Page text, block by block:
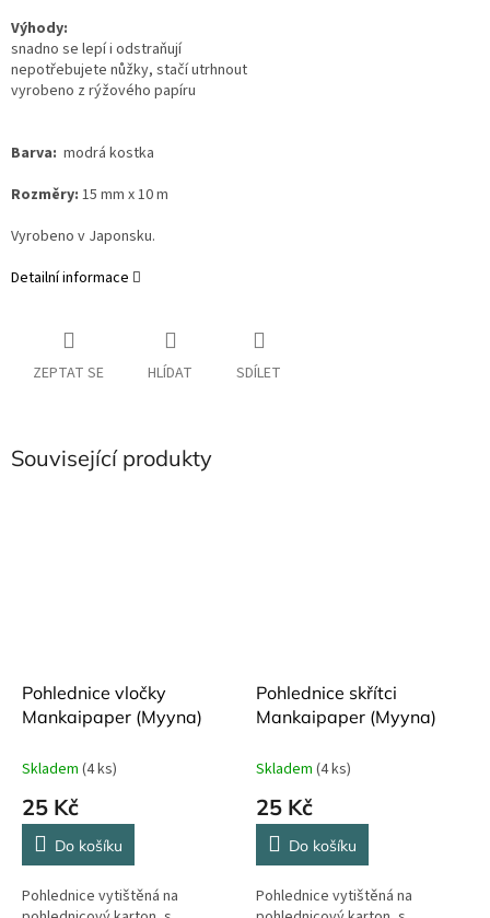
Výhody:
snadno se lepí i odstraňují
nepotřebujete nůžky, stačí utrhnout
vyrobeno z rýžového papíru
Barva: modrá kostka
Rozměry: 15 mm x 10 m
Vyrobeno v Japonsku.
Detailní informace
ZEPTAT SE HLÍDAT SDÍLET
Související produkty
Pohlednice vločky
Mankaipaper (Myyna)
Skladem (4 ks)
25 Kč
Do košíku
Pohlednice vytištěná na
Pohlednice skřítci
Mankaipaper (Myyna)
Skladem (4 ks)
25 Kč
Do košíku
Pohlednice vytištěná na